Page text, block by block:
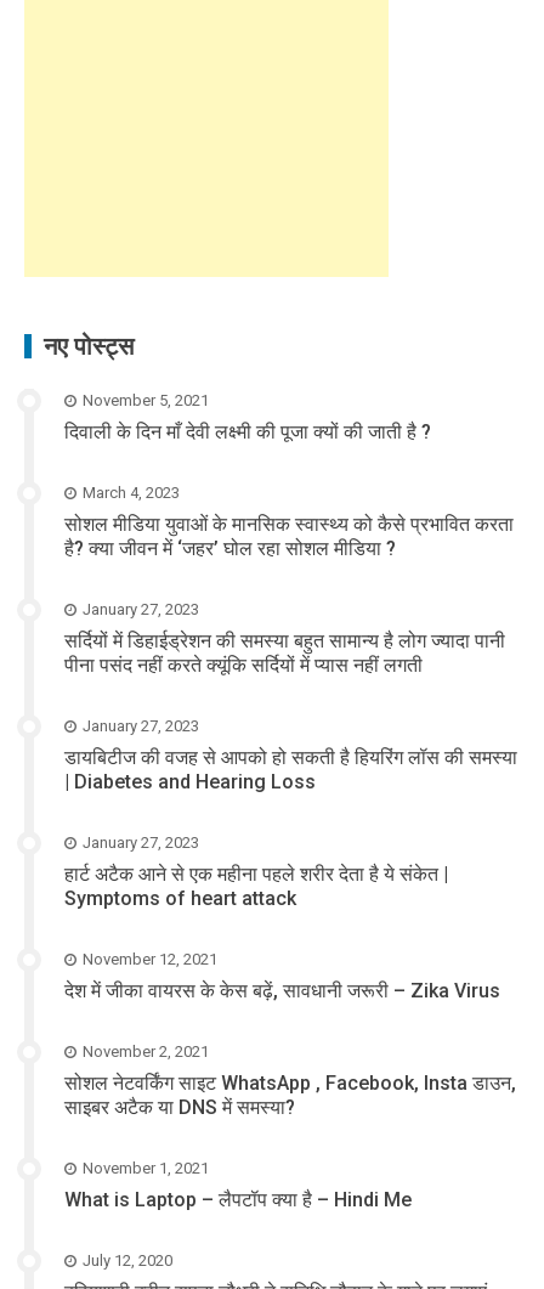
नए पोस्ट्स
November 5, 2021
दिवाली के दिन माँ देवी लक्ष्मी की पूजा क्यों की जाती है ?
March 4, 2023
सोशल मीडिया युवाओं के मानसिक स्वास्थ्य को कैसे प्रभावित करता
है? क्या जीवन में ‘जहर’ घोल रहा सोशल मीडिया ?
January 27, 2023
सर्दियों में डिहाईड्रेशन की समस्या बहुत सामान्य है लोग ज्यादा पानी
पीना पसंद नहीं करते क्यूंकि सर्दियों में प्यास नहीं लगती
January 27, 2023
डायबिटीज की वजह से आपको हो सकती है हियरिंग लॉस की समस्या
| Diabetes and Hearing Loss
January 27, 2023
हार्ट अटैक आने से एक महीना पहले शरीर देता है ये संकेत |
Symptoms of heart attack
November 12, 2021
देश में जीका वायरस के केस बढ़ें, सावधानी जरूरी – Zika Virus
November 2, 2021
सोशल नेटवर्किंग साइट WhatsApp , Facebook, Insta डाउन,
साइबर अटैक या DNS में समस्या?
November 1, 2021
What is Laptop – लैपटॉप क्या है – Hindi Me
July 12, 2020